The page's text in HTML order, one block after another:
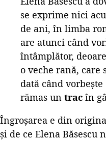
se exprime nici
de ani, în limba
are atunci când
întâmplător,
o veche rană, care
dată când
rămas un trac în
Îngroșarea e din
și de ce Elena Băsescu